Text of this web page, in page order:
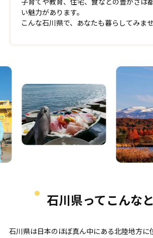
い魅力があります。
こんな石川県で、あなたも暮らしてみませ
石川県ってこんな
石川県は日本のほぼ真ん中にある北陸地方に